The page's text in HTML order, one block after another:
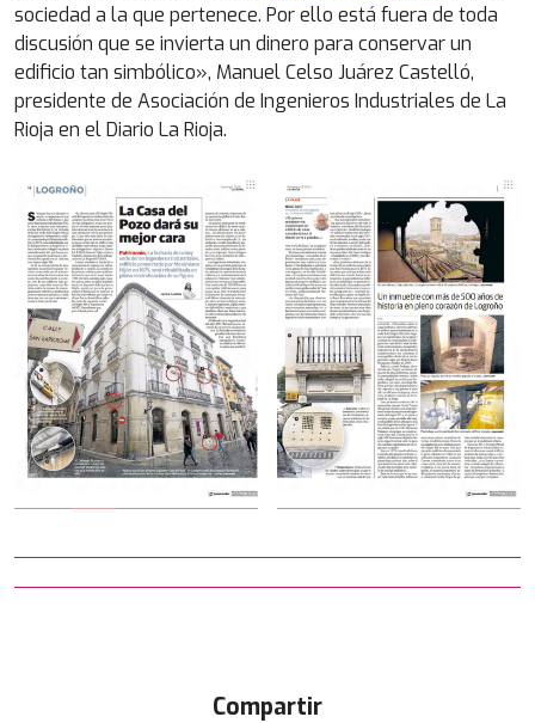
sociedad a la que pertenece. Por ello está fuera de toda
discusión que se invierta un dinero para conservar un
edificio tan simbólico», Manuel Celso Juárez Castelló,
presidente de Asociación de Ingenieros Industriales de La
Rioja en el Diario La Rioja.
Compartir